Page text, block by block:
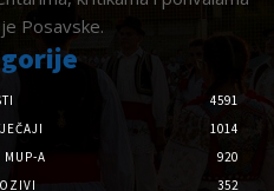
Posavske.
4591
1014
MUP-A
920
352